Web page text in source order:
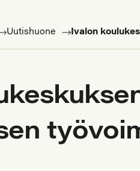
Uutishuone Ivalon